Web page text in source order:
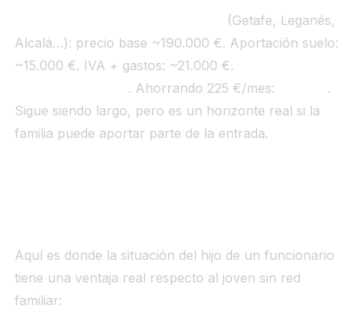
(Getafe, Leganés,
Alcalá…): precio base ~190.000 €. Aportación suelo:
~15.000 €. IVA + gastos: ~21.000 €.
. Ahorrando 225 €/mes:
.
Sigue siendo largo, pero es un horizonte real si la
familia puede aportar parte de la entrada.
Aquí es donde la situación del hijo de un funcionario
tiene una ventaja real respecto al joven sin red
familiar: